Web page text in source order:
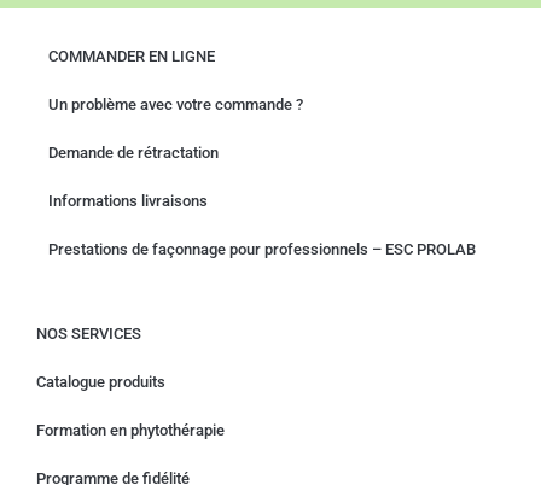
COMMANDER EN LIGNE
Un problème avec votre commande ?
Demande de rétractation
Informations livraisons
Prestations de façonnage pour professionnels – ESC PROLAB
NOS SERVICES
Catalogue produits
Formation en phytothérapie
Programme de fidélité